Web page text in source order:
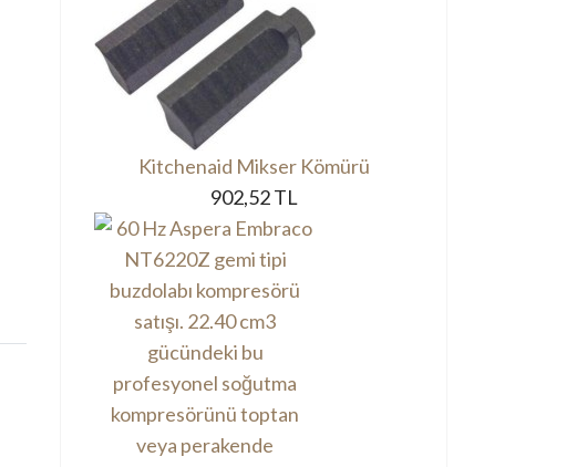
Kitchenaid Mikser Kömürü
902,52 TL